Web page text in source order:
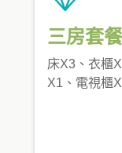
三房套
床X3、衣櫃
X1、電視櫃